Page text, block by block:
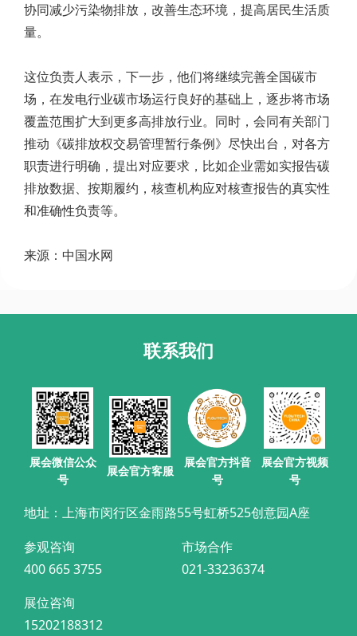
协同减少污染物排放，改善生态环境，提高居民生活质
量。
这位负责人表示，下一步，他们将继续完善全国碳市
场，在发电行业碳市场运行良好的基础上，逐步将市场
覆盖范围扩大到更多高排放行业。同时，会同有关部门
推动《碳排放权交易管理暂行条例》尽快出台，对各方
职责进行明确，提出对应要求，比如企业需如实报告碳
排放数据、按期履约，核查机构应对核查报告的真实性
和准确性负责等。
来源：中国水网
联系我们
展会微信公众
号
展会官方客服
展会官方抖音
号
展会官方视频
号
地址：上海市闵行区金雨路55号虹桥525创意园A座
参观咨询
400 665 3755
市场合作
021-33236374
展位咨询
15202188312